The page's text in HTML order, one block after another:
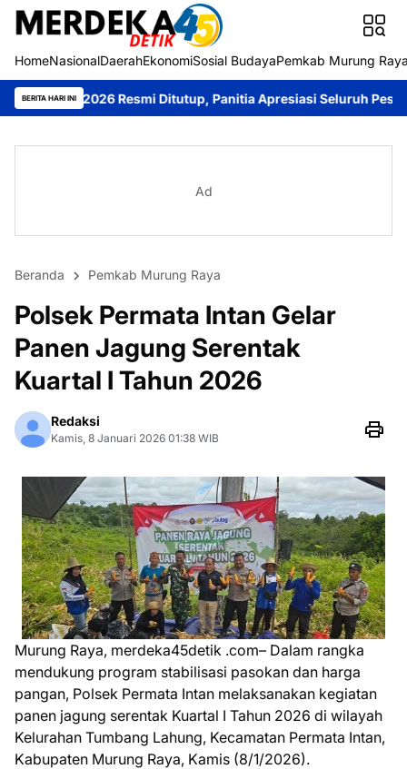
HomeNasionalDaerahEkonomiSosial BudayaPemkab Murung
BERITA HARI INI
Resmi Ditutup, Panitia Apresiasi Seluruh Peserta Bupati
Ad
Beranda Pemkab Murung Raya
Polsek Permata Intan Gelar
Panen Jagung Serentak
Kuartal I Tahun 2026
Redaksi
Kamis, 8 Januari 2026 01:38 WIB
Murung Raya, merdeka45detik .com– Dalam rangka
mendukung program stabilisasi pasokan dan harga
pangan, Polsek Permata Intan melaksanakan kegiatan
panen jagung serentak Kuartal I Tahun 2026 di wilayah
Kelurahan Tumbang Lahung, Kecamatan Permata Intan,
Kabupaten Murung Raya, Kamis (8/1/2026).